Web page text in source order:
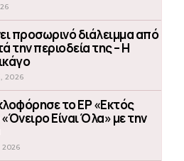
προσωρινό διάλειμμα από
την περιοδεία της – Η
2026
το EP «Εκτός
Είναι Όλα» με την